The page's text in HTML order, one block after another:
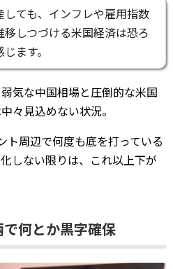
しても、インフレや雇用指数
移しつづける米国経済は恐ろ
ます。
気な中国相場と圧倒的な米国
々見込めない状況。
ト周辺で何度も底を打っている
しない限りは、これ以上下が
で何とか黒字確保